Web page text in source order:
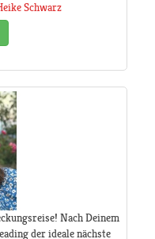
Schwarz
Nach Deinem
der ideale nächste